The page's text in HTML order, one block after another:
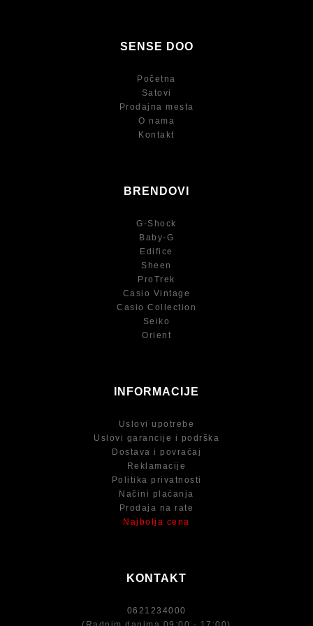
SENSE DOO
Početna
Satovi
Prodajna mesta
O nama
Kontakt
BRENDOVI
G-Shock
Baby-G
Edifice
Sheen
ProTrek
Casio Vintage
Casio Collection
Seiko
Orient
INFORMACIJE
Uslovi upotrebe
Uslovi garancije i podrška
Dostava i povraćaj
Reklamacije
Politika privatnosti
Načini plaćanja
Prodaja na rate
Najbolja cena
KONTAKT
0621234000